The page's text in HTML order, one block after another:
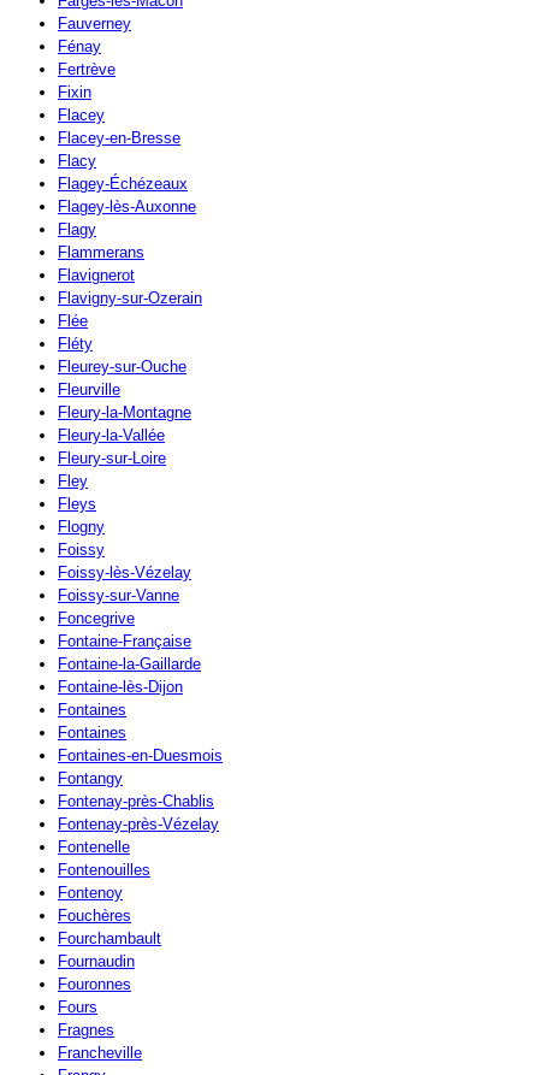
Fauverney
Fénay
Fertrève
Fixin
Flacey
Flacey-en-Bresse
Flacy
Flagey-Échézeaux
Flagey-lès-Auxonne
Flagy
Flammerans
Flavignerot
Flavigny-sur-Ozerain
Flée
Fléty
Fleurey-sur-Ouche
Fleurville
Fleury-la-Montagne
Fleury-la-Vallée
Fleury-sur-Loire
Fley
Fleys
Flogny
Foissy
Foissy-lès-Vézelay
Foissy-sur-Vanne
Foncegrive
Fontaine-Française
Fontaine-la-Gaillarde
Fontaine-lès-Dijon
Fontaines
Fontaines
Fontaines-en-Duesmois
Fontangy
Fontenay-près-Chablis
Fontenay-près-Vézelay
Fontenelle
Fontenouilles
Fontenoy
Fouchères
Fourchambault
Fournaudin
Fouronnes
Fours
Fragnes
Francheville